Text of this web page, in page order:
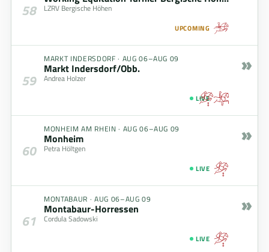
58 LZRV Bergische Höhen
UPCOMING
59
MARKT INDERSDORF · AUG 06–AUG 09
Markt Indersdorf/Obb.
Andrea Holzer
LIVE
»
60
MONHEIM AM RHEIN · AUG 06–AUG 09
Monheim
Petra Höltgen
LIVE
»
61
MONTABAUR · AUG 06–AUG 09
Montabaur-Horressen
Cordula Sadowski
LIVE
»